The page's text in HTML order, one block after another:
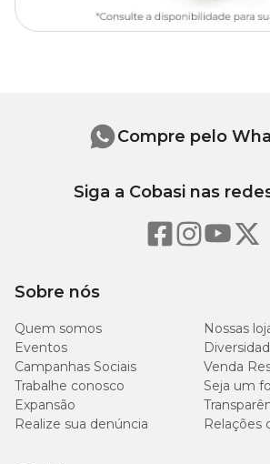
Sobre nós
Quem somos
Nossas
Eventos
Campanhas Sociais
Venda
Trabalhe conosco
Seja um
Expansão
Realize sua denúncia
Relações
Compre pelo
Siga a Cobasi nas